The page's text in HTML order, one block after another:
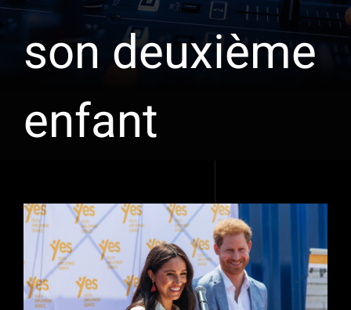
son deuxième
enfant
Voir
l'image
agrandie